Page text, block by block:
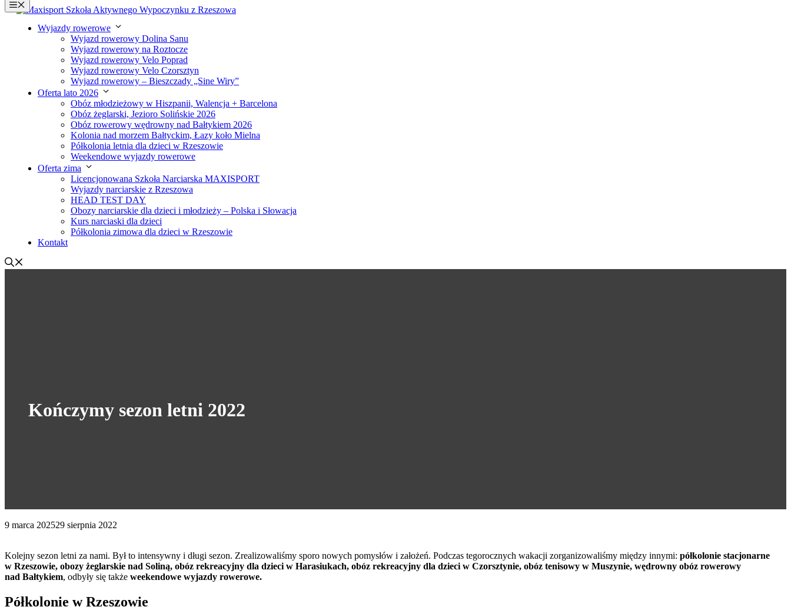
do
Menu
Wyjazdy rowerowe
Wyjazd rowerowy Dolina Sanu
Wyjazd rowerowy na Roztocze
Wyjazd rowerowy Velo Poprad
Wyjazd rowerowy Velo Czorsztyn
Wyjazd rowerowy – Bieszczady „Sine Wiry”
Oferta lato 2026
Obóz młodzieżowy w Hiszpanii, Walencja + Barcelona
Obóz żeglarski, Jezioro Solińskie 2026
Obóz rowerowy wędrowny nad Bałtykiem 2026
Kolonia nad morzem Bałtyckim, Łazy koło Mielna
Półkolonia letnia dla dzieci w Rzeszowie
Weekendowe wyjazdy rowerowe
Oferta zima
Licencjonowana Szkoła Narciarska MAXISPORT
Wyjazdy narciarskie z Rzeszowa
HEAD TEST DAY
Obozy narciarskie dla dzieci i młodzieży – Polska i Słowacja
Kurs narciaski dla dzieci
Półkolonia zimowa dla dzieci w Rzeszowie
Kontakt
Kończymy sezon letni 2022
9 marca 202529 sierpnia 2022
Kolejny sezon letni za nami. Był to intensywny i długi sezon. Zrealizowaliśmy sporo nowych pomysłów i założeń. Podczas tegorocznych wakacji zorganizowaliśmy między innymi: półkolonie stacjonarne
w Rzeszowie, obozy żeglarskie nad Soliną, obóz rekreacyjny dla dzieci w Harasiukach, obóz rekreacyjny dla dzieci w Czorsztynie, obóz tenisowy w Muszynie, wędrowny obóz rowerowy
nad Bałtykiem, odbyły się także weekendowe wyjazdy rowerowe.
Półkolonie w Rzeszowie